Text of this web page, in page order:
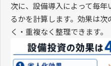
次に、設備導入によって毎
るかを計算します。効果は
く・重複なく整理できます。